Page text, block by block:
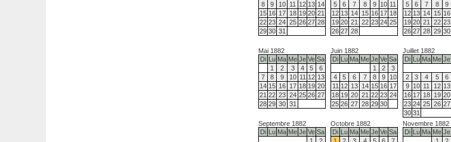
8
9 10 11 12 13 14
15 16 17 18 19 20 21
22 23 24 25 26 27 28
29 30 31
5
6 7 8 9 10 11
12 13 14 15 16 17 18
19 20 21 22 23 24 25
26 27 28
5
6 7 8 9
12 13 14 15 16
19 20 21 22 23
26 27 28 29 30
Mai 1882
Di Lu Ma Me Je Ve Sa
1
2 3 4 5
6
7
8 9 10 11 12 13
14 15 16 17 18 19 20
21 22 23 24 25 26 27
28 29 30 31
Juin 1882
Di Lu Ma Me Je Ve Sa
1
2
3
4
5 6 7 8 9
10
11 12 13 14 15 16 17
18 19 20 21 22 23 24
25 26 27 28 29 30
Juillet 1882
Di Lu Ma Me Je
2
3 4 5 6
9 10 11 12 13
16 17 18 19 20
23 24 25 26 27
30 31
Septembre 1882
Di Lu Ma Me Je Ve Sa
Octobre 1882
Di Lu Ma Me Je Ve Sa
Novembre 1882
Di Lu Ma Me Je